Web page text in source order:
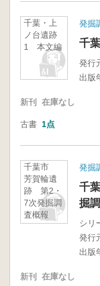
千葉・上
ノ台遺跡
1 本文編
発掘
千
発行
出版
新刊 在庫なし
古書 1点
千葉市
芳賀輪遺
跡 第2・
7次発掘調
査概報
発掘
千
掘
シリ
発行
出版
新刊 在庫なし